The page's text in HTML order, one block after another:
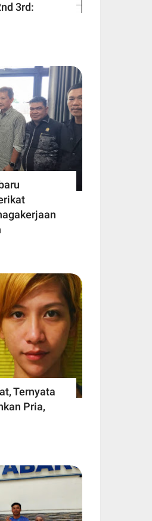
3rd:
Ternyata
Pria,